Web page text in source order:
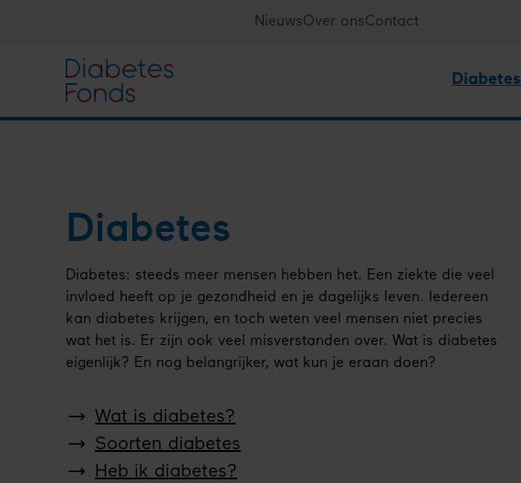
gaan
NieuwsOver onsContact
Diabetes
Diabetes
Diabetes: steeds meer mensen hebben het. Een ziekte die veel
invloed heeft op je gezondheid en je dagelijks leven. Iedereen
kan diabetes krijgen, en toch weten veel mensen niet precies
wat het is. Er zijn ook veel misverstanden over. Wat is diabetes
eigenlijk? En nog belangrijker, wat kun je eraan doen?
Wat is diabetes?
Soorten diabetes
Heb ik diabetes?